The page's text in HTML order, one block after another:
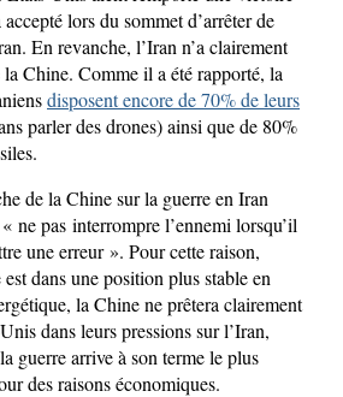
lors du sommet d’arrêter de
En revanche, l’Iran n’a clairement
la Chine. Comme il a été rapporté, la
disposent encore de 70% de leurs
parler des drones) ainsi que de 80%
de la Chine sur la guerre en Iran
ne pas interrompre l’ennemi lorsqu’il
une erreur ». Pour cette raison,
dans une position plus stable en
la Chine ne prêtera clairement
dans leurs pressions sur l’Iran,
guerre arrive à son terme le plus
des raisons économiques.